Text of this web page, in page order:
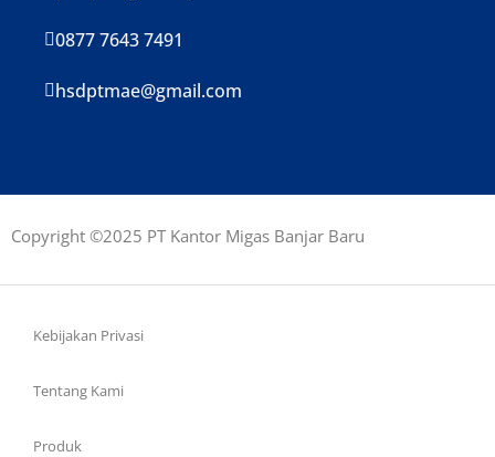
0877 7643 7491
hsdptmae@gmail.com
Copyright ©2025 PT Kantor Migas Banjar Baru
Kebijakan Privasi
Tentang Kami
Produk